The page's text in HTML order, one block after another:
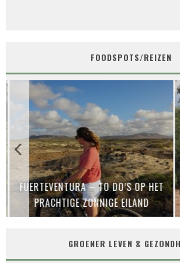
FOODSPOTS/REIZEN
FUERTEVENTURA – TO DO’S OP HET
PRACHTIGE ZONNIGE EILAND
GROENER LEVEN &